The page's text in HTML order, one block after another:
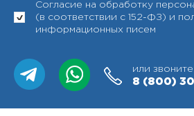
Согласие на обработку
(в соответствии с 152-ФЗ) и
информационных писем
или
8 (800)